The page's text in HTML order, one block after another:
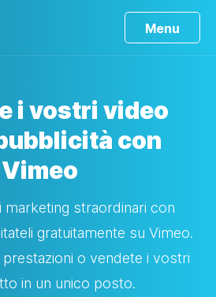
Menu
i vostri video
con
Vimeo
marketing straordinari con
gratuitamente su Vimeo.
o vendete i vostri
in un unico posto.